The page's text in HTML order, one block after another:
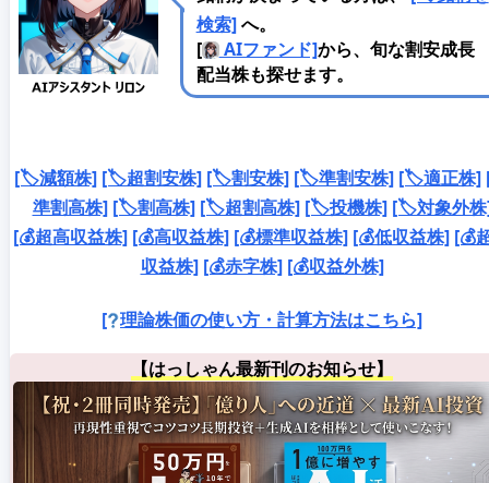
検索]へ。
[
AIファンド]から、旬な割安成長
配当株も探せます。
[🏷️減額株] [🏷️超割安株] [🏷️割安株] [🏷️準割安株] [🏷️適正株]
準割高株] [🏷️割高株] [🏷️超割高株] [🏷️投機株] [🏷️対象外
[💰超高収益株] [💰高収益株] [💰標準収益株] [💰低収益株] [💰
収益株] [💰赤字株] [💰収益外株]
[ 理論株価の使い方・計算方法はこちら]
【はっしゃん最新刊のお知らせ】